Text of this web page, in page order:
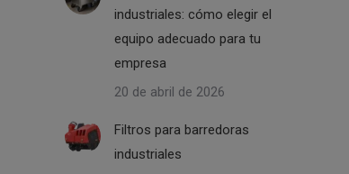
industriales: cómo elegir el
equipo adecuado para tu
empresa
20 de abril de 2026
Filtros para barredoras
industriales